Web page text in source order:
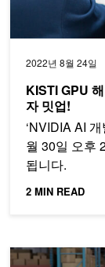
2022년 8월 24일
KISTI GPU
자 밋업!
‘NVIDIA AI
월 30일 오후
됩니다.
2 MIN READ
NVIDIA Jetson